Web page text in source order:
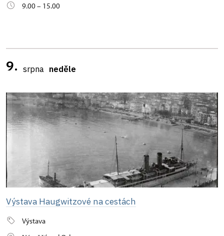
9.00 – 15.00
9. srpna neděle
Výstava Haugwitzové na cestách
Výstava